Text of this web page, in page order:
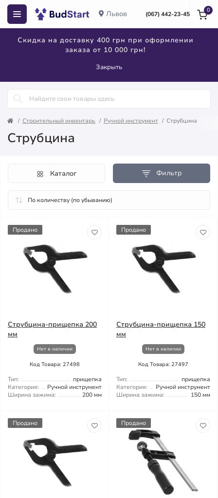
Львов (067) 442-23-45
Скидка на доставку 400 грн при оформлении
заказа от 10 000 грн!
Закрыть
0
Строительный инвентарь Ручной инструмент Струбцина
Струбцина
Фильтр
Каталог
Продано
Струбцина-прищепка 200
мм
Нет в наличии
Код Товара: 27498
Тип:
прищепка
Категория:
Ручной инструмент
Ширина зажима:
200 мм
Продано
Струбцина-прищепка 150
мм
Нет в наличии
Код Товара: 27497
Тип:
прищепка
Категория:
Ручной инструмент
Ширина зажима:
150 мм
Продано Продано